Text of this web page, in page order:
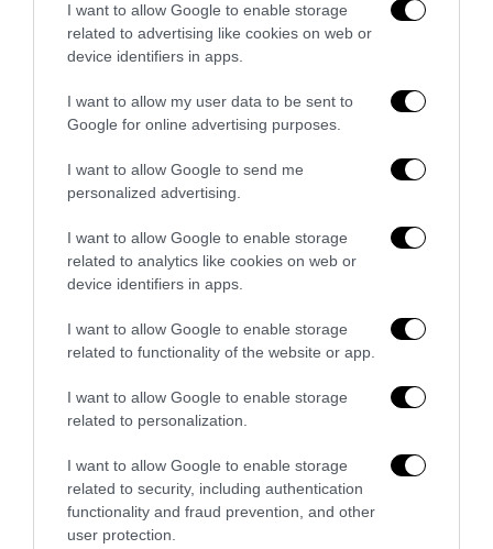
I want to allow Google to enable storage
related to advertising like cookies on web or
device identifiers in apps.
I want to allow my user data to be sent to
Google for online advertising purposes.
I want to allow Google to send me
personalized advertising.
I want to allow Google to enable storage
related to analytics like cookies on web or
device identifiers in apps.
I want to allow Google to enable storage
related to functionality of the website or app.
I want to allow Google to enable storage
related to personalization.
I want to allow Google to enable storage
related to security, including authentication
functionality and fraud prevention, and other
user protection.
Remigrazione, il Copasir riconosce all’antifascismo il
veto del disordine
Montecitorio: palo clamoroso del Pd
5 Agosto 2026